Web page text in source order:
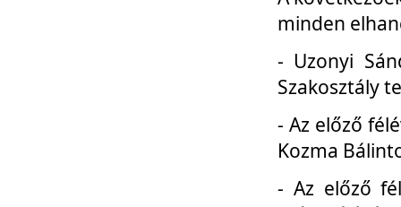
minden
- Uzonyi
Szakosztály
- Az előző
Kozma
- Az előző